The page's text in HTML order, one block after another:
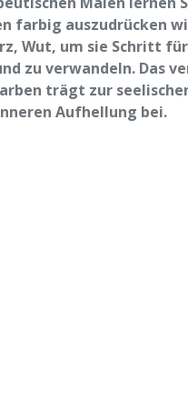
farbig auszudrücken
Wut, um sie Schritt
zu verwandeln. Das
trägt zur
Aufhellung bei.